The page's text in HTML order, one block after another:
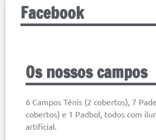
Facebook
Os nossos campos
6 Campos Ténis (2 cobertos), 7
cobertos) e 1 Padbol, todos com
artificial.